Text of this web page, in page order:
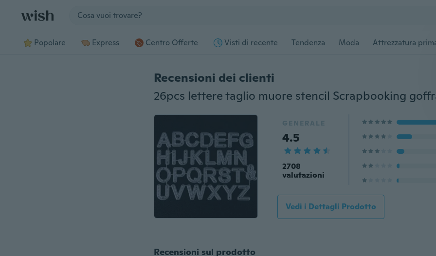
Popolare Express Centro Offerte Visti di recente Tendenza Moda Attrezzatura
Recensioni dei clienti
GENERALE
4.5
2708
valutazioni
Vedi i Dettagli Prodotto
Recensioni sul prodotto